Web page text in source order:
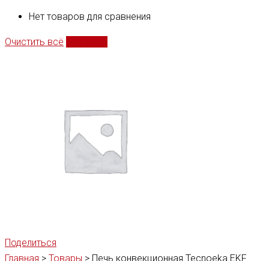
Нет товаров для сравнения
Очистить всё
Поделиться
Главная > Товары > Печь конвекционная Tecnoeka EKF